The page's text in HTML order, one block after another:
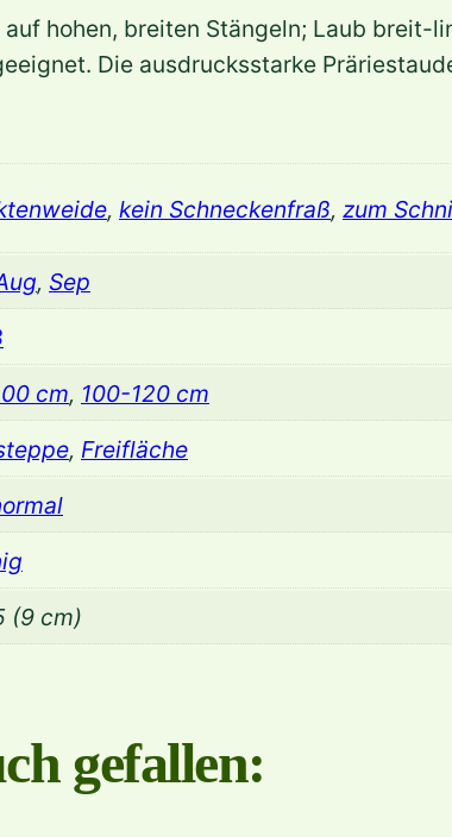
hohen, breiten Stängeln; Laub breit-
Die ausdrucksstarke
, kein Schneckenfraß, zum
, Sep
cm, 100-120 cm
, Freifläche
(9 cm)
gefallen: